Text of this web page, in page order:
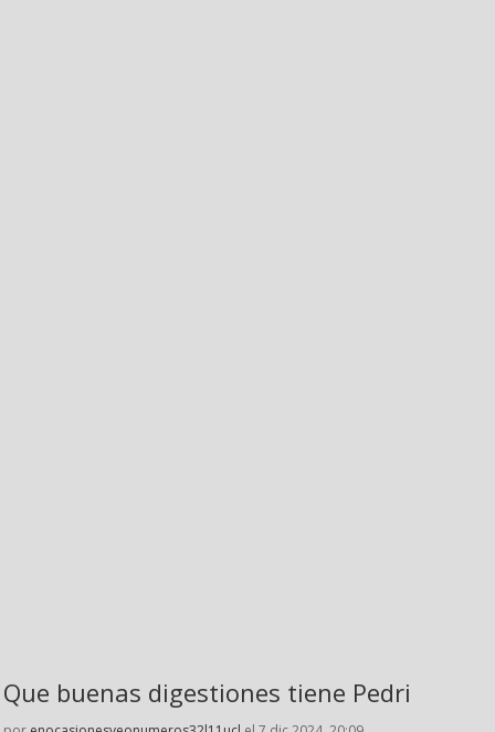
Que buenas digestiones tiene Pedri